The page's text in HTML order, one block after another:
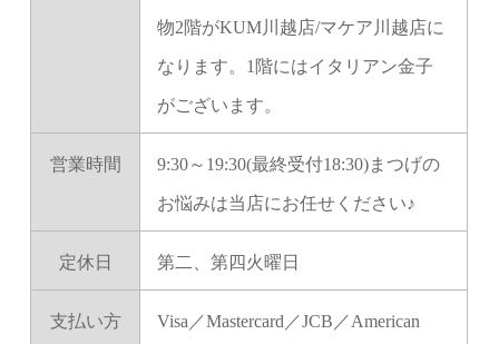
物2階がKUM川越店/マケア川越店に
なります。1階にはイタリアン金子
がございます。
営業時間 9:30～19:30(最終受付18:30)まつげの
お悩みは当店にお任せください♪
定休日 第二、第四火曜日
支払い方 Visa／Mastercard／JCB／American